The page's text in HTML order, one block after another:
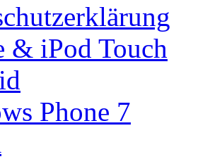
& iPod Touch
Phone 7